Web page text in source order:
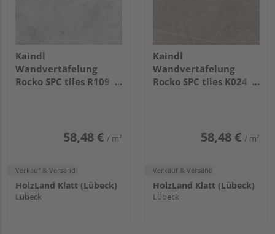
Kaindl
Wandvertäfelung
Rocko SPC tiles R109
58,48 € / m²
Verkauf & Versand
HolzLand Klatt (Lübeck)
Lübeck
Kaindl
Wandvertäfelung
Rocko SPC tiles K024
58,48 € / m²
Verkauf & Versand
HolzLand Klatt (Lübeck)
Lübeck